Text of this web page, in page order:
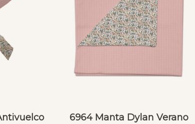
6964 Manta Dylan Verano